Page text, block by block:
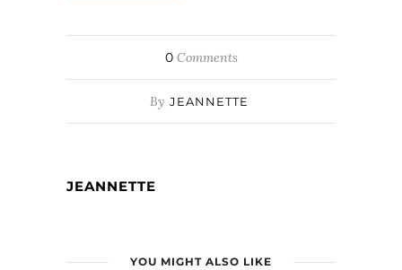
0Comments
By JEANNETTE
JEANNETTE
YOU MIGHT ALSO LIKE